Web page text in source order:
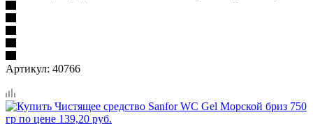
Артикул: 40766